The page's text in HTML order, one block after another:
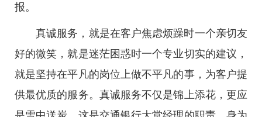
报。
真诚服务，就是在客户焦虑烦躁时一个亲切友
好的微笑，就是迷茫困惑时一个专业切实的建议，
就是坚持在平凡的岗位上做不平凡的事，为客户提
供最优质的服务。真诚服务不仅是锦上添花，更应